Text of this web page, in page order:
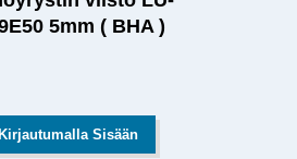
5mm ( BHA )
Sisään